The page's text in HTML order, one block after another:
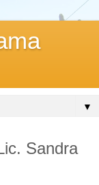
▼
Sandra